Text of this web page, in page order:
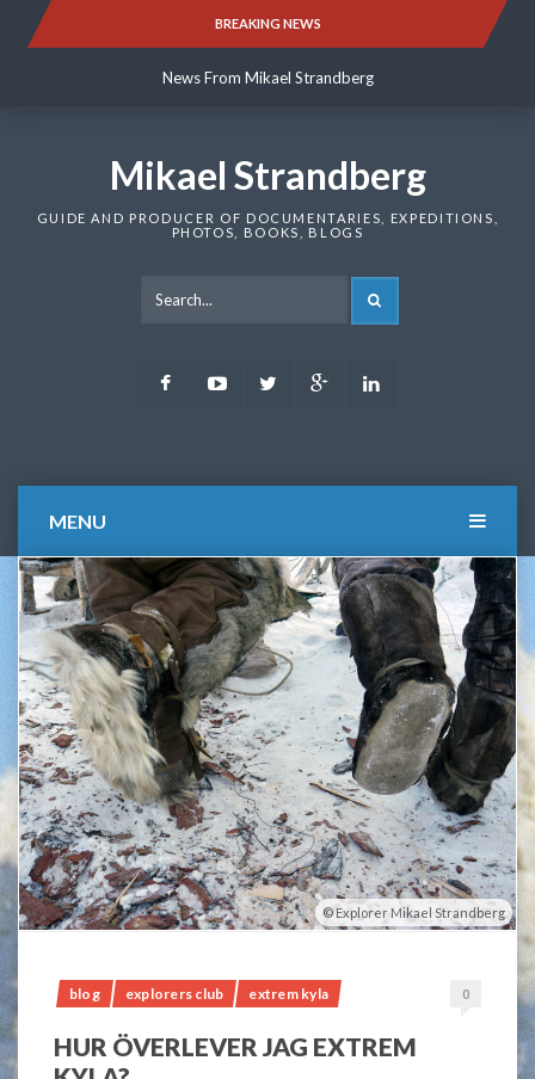
BREAKING NEWS
News From Mikael Strandberg
News From Mikael Strandberg
Mikael Strandberg
GUIDE AND PRODUCER OF DOCUMENTARIES, EXPEDITIONS,
PHOTOS, BOOKS, BLOGS
FacebookYoutubeTwitter Google
MENU
Explorer Mikael Strandberg
blog explorers club extrem kyla 0
HUR ÖVERLEVER JAG EXTREM